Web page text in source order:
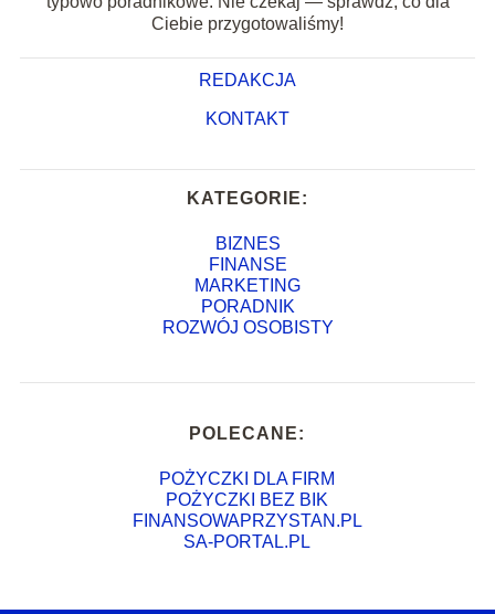
Ciebie przygotowaliśmy!
REDAKCJA
KONTAKT
KATEGORIE:
BIZNES
FINANSE
MARKETING
PORADNIK
ROZWÓJ OSOBISTY
POLECANE:
POŻYCZKI DLA FIRM
POŻYCZKI BEZ BIK
FINANSOWAPRZYSTAN.PL
SA-PORTAL.PL